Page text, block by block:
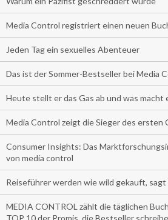
Media Control registriert einen neuen
Jeden Tag ein sexuelles Abenteuer
Das ist der Sommer-Bestseller bei Media
Heute stellt er das Gas ab und was macht
Media Control zeigt die Sieger des ersten
Consumer Insights: Das
von media control
Reiseführer werden wie wild gekauft,
MEDIA CONTROL zählt die täglichen
TOP 10 der Promis, die Bestseller